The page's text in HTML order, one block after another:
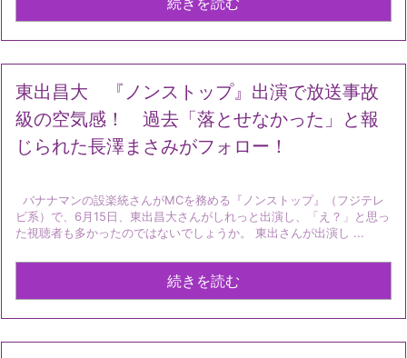
東出昌大 『ノンストップ』出演で放送事故
級の空気感！ 過去「落とせなかった」と報
じられた長澤まさみがフォロー！
バナナマンの設楽統さんがMCを務める『ノンストップ』（フジテレ
ビ系）で、6月15日、東出昌大さんがしれっと出演し、「え？」と思っ
た視聴者も多かったのではないでしょうか。 東出さんが出演し ...
続きを読む